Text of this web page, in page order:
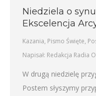
Niedziela o
Ekscelencja
Kazania, Pismo Święte,
Napisał: Redakcja Radia
W drugą niedzielę
Postem słyszymy